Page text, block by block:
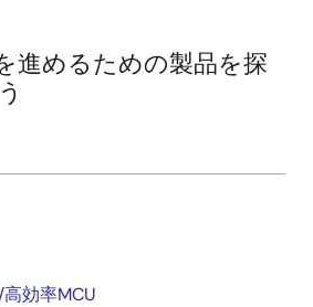
進めるための製品を探
効率MCU